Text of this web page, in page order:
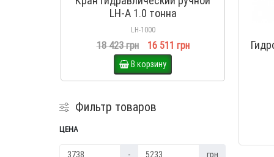
LH-A 1.0 тонна
LH-1000
18 423 грн 16 511 грн
В корзину
Фильтр товаров
ЦЕНА
- грн